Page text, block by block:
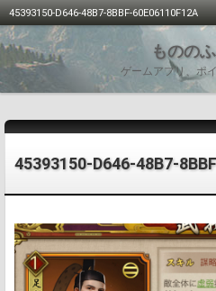
45393150-D646-48B7-8BBF-60E06110F12A
ものの
ゲームアプリ、ポ
45393150-D646-48B7-